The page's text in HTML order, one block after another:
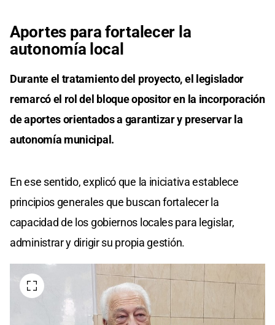
Aportes para fortalecer la
autonomía local
Durante el tratamiento del proyecto, el legislador
remarcó el rol del bloque opositor en la incorporación
de aportes orientados a garantizar y preservar la
autonomía municipal.
En ese sentido, explicó que la iniciativa establece
principios generales que buscan fortalecer la
capacidad de los gobiernos locales para legislar,
administrar y dirigir su propia gestión.